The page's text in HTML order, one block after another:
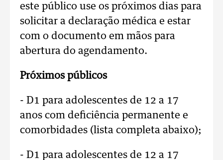
este público use os próximos dias para
solicitar a declaração médica e estar
com o documento em mãos para
abertura do agendamento.
Próximos públicos
- D1 para adolescentes de 12 a 17
anos com deficiência permanente e
comorbidades (lista completa abaixo);
- D1 para adolescentes de 12 a 17